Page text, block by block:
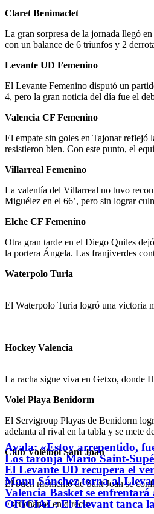
Claret Benimaclet
La gran sorpresa de la jornada llegó
con un balance de 6 triunfos y 2
Levante UD Femenino
El Levante Femenino disputó un
4, pero la gran noticia del día fue el
Valencia CF Femenino
El empate sin goles en Tajonar reflejó
resistieron bien. Con este punto, el
Villarreal Femenino
La valentía del Villarreal no tuvo
Miguélez en el 66’, pero sin lograr
Elche CF Femenino
Otra gran tarde en el Diego Quiles
la portera Ángela. Las franjiverdes
Waterpolo Turia
El Waterpolo Turia logró una victoria
Hockey Valencia
La racha sigue viva en Getxo, donde
Volei Playa Benidorm
El Servigroup Playas de Benidorm
adelanta al rival en la tabla y se mete
Club Voleibol Sant Joan
El buen momento de Sant Joan se
Escúchanos en directo
Ayala: «Estoy arrepentido,
Los taronja Mario Saint-
El Levante UD recupera el
Manu Sánchez torna al
Valencia Basket se
OFICIAL: El Llevant tanca la